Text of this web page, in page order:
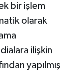
bir işlem
olarak
ilişkin
yapılmış